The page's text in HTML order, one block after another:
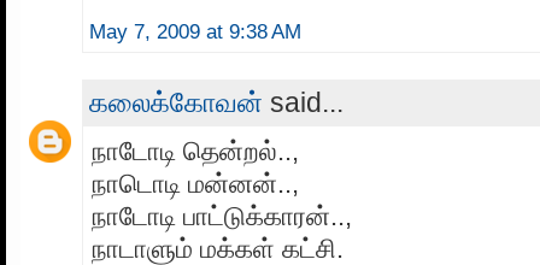
May 7, 2009 at 9:38 AM
கலைக்கோவன் said...
நாடோடி தென்றல்..,
நாடொடி மன்னன்..,
நாடோடி பாட்டுக்காரன்..,
நாடாளும் மக்கள் கட்சி.